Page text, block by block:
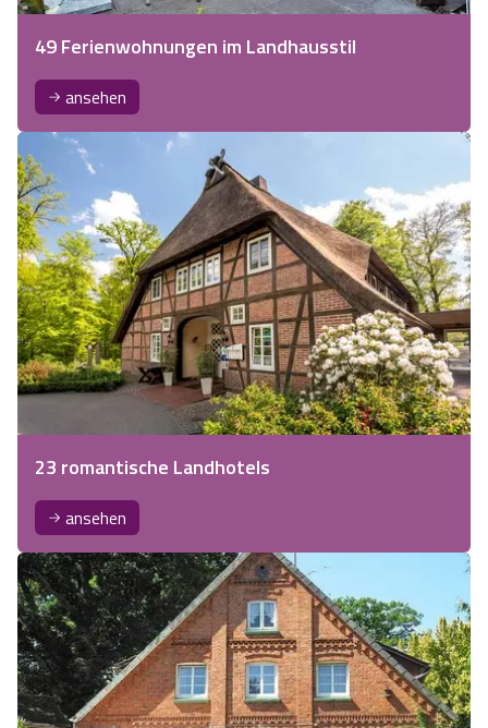
49 Ferienwohnungen im Landhausstil
ansehen
23 romantische Landhotels
ansehen